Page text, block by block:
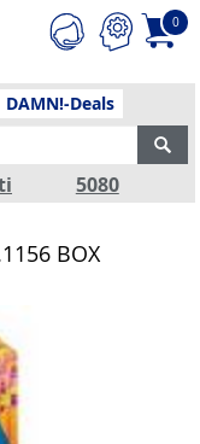
0
DAMN!-Deals
5080
BOX